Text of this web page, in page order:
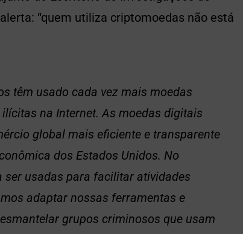
“quem utiliza criptomoedas não está
têm usado cada vez mais moedas
na Internet. As moedas digitais
global mais eficiente e transparente
dos Estados Unidos. No
ser usadas para facilitar atividades
adaptar nossas ferramentas e
grupos criminosos que usam